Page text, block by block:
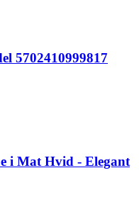
5702410999817
i Mat Hvid - Elegant